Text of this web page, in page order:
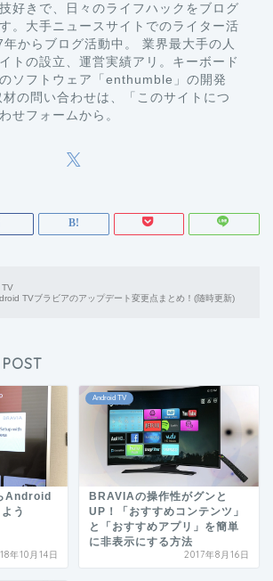
好きで、日々のライフハックをブログ
。大手ニュースサイトでのライター活
からブログ活動中。 業界最大手の人
トの設立、運営実績アリ。キーボード
ソフトウェア「enthumble」の開発
の問い合わせは、「このサイトにつ
せフォームから。
TV
TVブラビアのアップデート変更点まとめ！(随時更新)
POST
Android
う
年10月14日
Android TV
BRAVIAの操作性がグンと
UP！「おすすめコンテンツ」
と「おすすめアプリ」を簡単
に非表示にする方法
2017年8月16日